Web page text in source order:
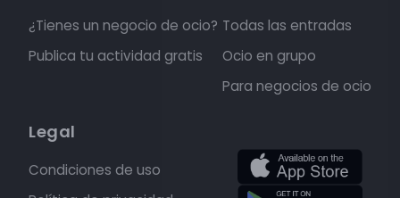
¿Tienes un negocio de ocio?
Publica tu actividad gratis
Todas las entradas
Ocio en grupo
Para negocios de ocio
Legal
Condiciones de uso